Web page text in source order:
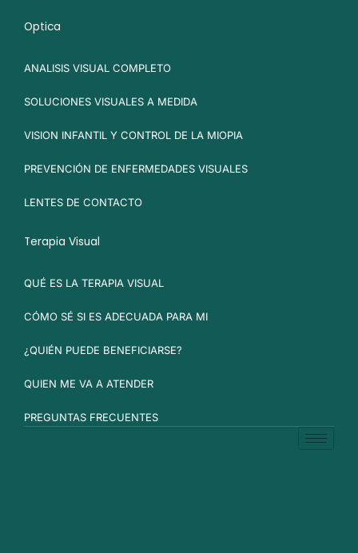
Optica
ANALISIS VISUAL COMPLETO
SOLUCIONES VISUALES A MEDIDA
VISION INFANTIL Y CONTROL DE LA MIOPIA
PREVENCIÓN DE ENFERMEDADES VISUALES
LENTES DE CONTACTO
Terapia Visual
QUÉ ES LA TERAPIA VISUAL
CÓMO SÉ SI ES ADECUADA PARA MI
¿QUIÉN PUEDE BENEFICIARSE?
QUIEN ME VA A ATENDER
PREGUNTAS FRECUENTES